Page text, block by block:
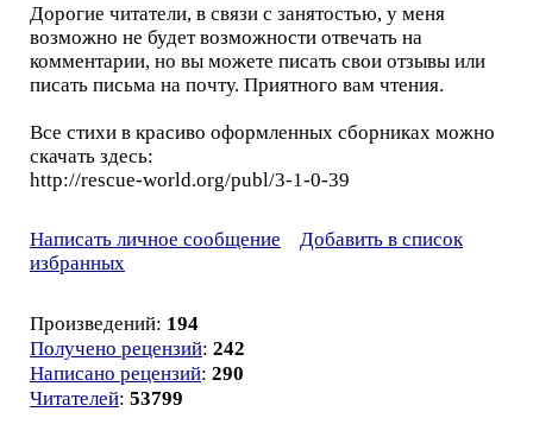
Дорогие читатели, в связи с занятостью, у меня
возможно не будет возможности отвечать на
комментарии, но вы можете писать свои отзывы или
писать письма на почту. Приятного вам чтения.
Все стихи в красиво оформленных сборниках можно
скачать здесь:
http://rescue-world.org/publ/3-1-0-39
Написать личное сообщение
Добавить в список
избранных
Произведений: 194
Получено рецензий: 242
Написано рецензий: 290
Читателей: 53799